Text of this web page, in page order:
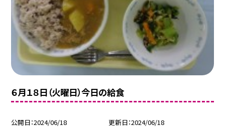
６月１８日（火曜日）今日の給食
公開日 2024/06/18 更新日 2024/06/18